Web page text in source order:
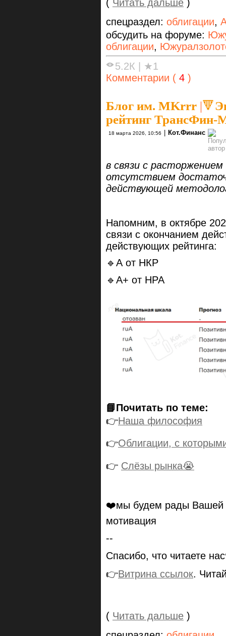
( Читать дальше )
спецраздел: облигации,
обсудить на форуме:
облигации,
5.2К
★1
Комментарии ( 4 )
Блог им. MKrrr |
рейтинг ТрансФин-
18 марта 2026, 10:56 Кот.Финанс
в связи с
отсутствием
действующей
Напомним, в октябре
связи с окончанием
действующих рейтинга:
🔹А от НКР
🔹А+ от НРА
📘Почитать по теме:
👉Наша философия
👉Облигации, с
👉 Слёзы рынка😭
❤️мы будем рады Вашей
мотивация
--
Спасибо, что читаете
👉Витрина ссылок.
( Читать дальше )